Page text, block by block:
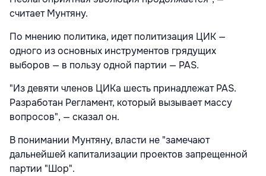
считает Мунтяну.
По мнению политика, идет политизация ЦИК —
одного из основных инструментов грядущих
выборов — в пользу одной партии — PAS.
"Из девяти членов ЦИКа шесть принадлежат PAS.
Разработан Регламент, который вызывает массу
вопросов", — сказал он.
В понимании Мунтяну, власти не "замечают
дальнейшей капитализации проектов запрещенной
партии "Шор".